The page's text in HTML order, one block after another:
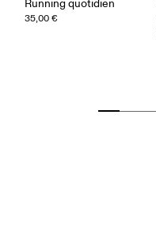
Running quotidien
35,00 €